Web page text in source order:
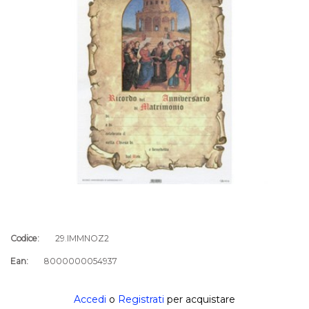
Codice: 29.IMMNOZ2
Ean: 8000000054937
Accedi o Registrati per acquistare